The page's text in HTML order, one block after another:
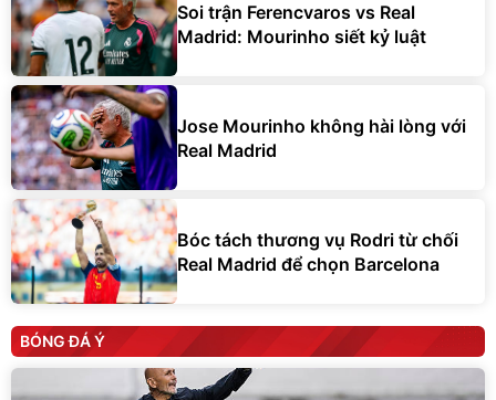
Soi trận Ferencvaros vs Real
Madrid: Mourinho siết kỷ luật
Jose Mourinho không hài lòng với
Real Madrid
Bóc tách thương vụ Rodri từ chối
Real Madrid để chọn Barcelona
BÓNG ĐÁ Ý